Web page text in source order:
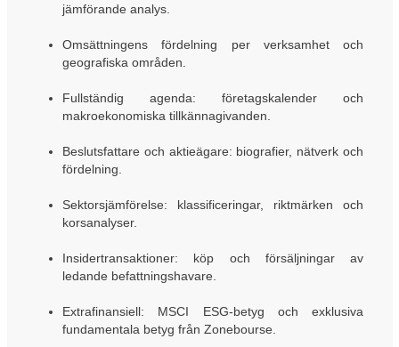
jämförande analys.
Omsättningens fördelning per verksamhet och
geografiska områden.
Fullständig agenda: företagskalender och
makroekonomiska tillkännagivanden.
Beslutsfattare och aktieägare: biografier, nätverk och
fördelning.
Sektorsjämförelse: klassificeringar, riktmärken och
korsanalyser.
Insidertransaktioner: köp och försäljningar av
ledande befattningshavare.
Extrafinansiell: MSCI ESG-betyg och exklusiva
fundamentala betyg från Zonebourse.